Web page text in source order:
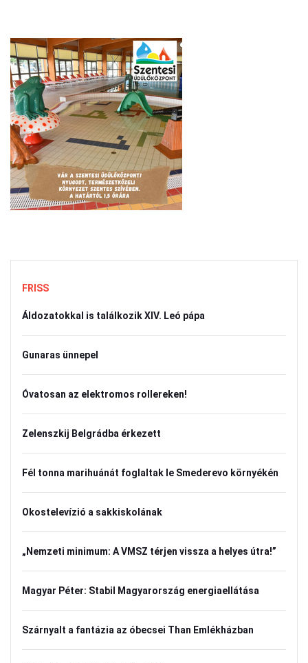
FRISS
Áldozatokkal is találkozik XIV. Leó pápa
Gunaras ünnepel
Óvatosan az elektromos rollereken!
Zelenszkij Belgrádba érkezett
Fél tonna marihuánát foglaltak le Smederevo környékén
Okostelevízió a sakkiskolának
„Nemzeti minimum: A VMSZ térjen vissza a helyes útra!”
Magyar Péter: Stabil Magyarország energiaellátása
Szárnyalt a fantázia az óbecsei Than Emlékházban